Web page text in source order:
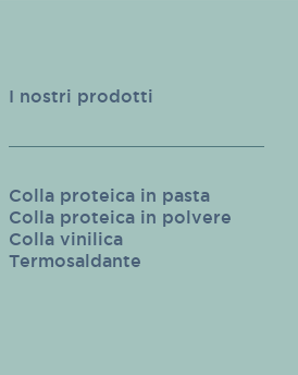
I nostri prodotti
Colla proteica in pasta
Colla proteica in polvere
Colla vinilica
Termosaldante